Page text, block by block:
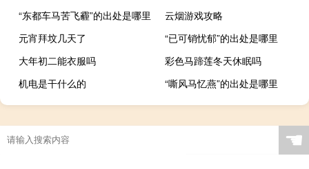
“东都车马苦飞霾”的出处是哪里
云烟游戏攻略
元宵拜坟几天了
“已可销忧郁”的出处是哪里
大年初二能衣服吗
彩色马蹄莲冬天休眠吗
机电是干什么的
“嘶风马忆燕”的出处是哪里
☚